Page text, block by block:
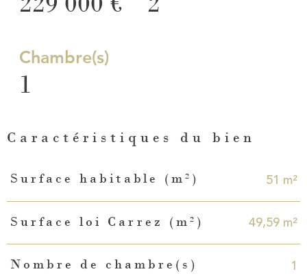
Chambre(s)
1
Caractéristiques du bien
Caractéristiques Valeurs
Surface habitable (m²) 51 m²
Surface loi Carrez (m²) 49,59 m²
Nombre de chambre(s) 1